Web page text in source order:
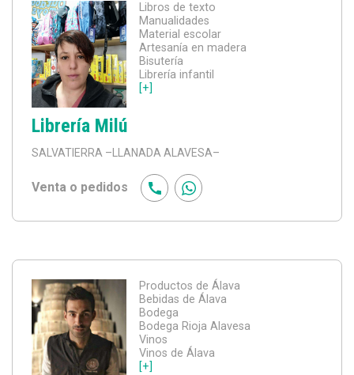
Libros de texto
Manualidades
Material escolar
Artesanía en madera
Bisutería
Librería infantil
[+]
Librería Milú
SALVATIERRA –LLANADA ALAVESA–
Venta o pedidos
Productos de Álava
Bebidas de Álava
Bodega
Bodega Rioja Alavesa
Vinos
Vinos de Álava
[+]